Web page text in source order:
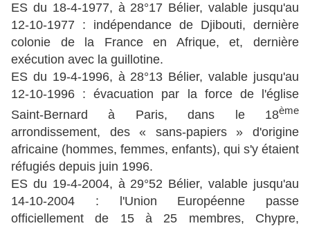
ES du 18-4-1977, à 28°17 Bélier, valable jusqu'au
12-10-1977 : indépendance de Djibouti, dernière
colonie de la France en Afrique, et, dernière
exécution avec la guillotine.
ES du 19-4-1996, à 28°13 Bélier, valable jusqu'au
12-10-1996 : évacuation par la force de l'église
Saint-Bernard à Paris, dans le 18ème
arrondissement, des « sans-papiers » d'origine
africaine (hommes, femmes, enfants), qui s'y étaient
réfugiés depuis juin 1996.
ES du 19-4-2004, à 29°52 Bélier, valable jusqu'au
14-10-2004 : l'Union Européenne passe
officiellement de 15 à 25 membres, Chypre,